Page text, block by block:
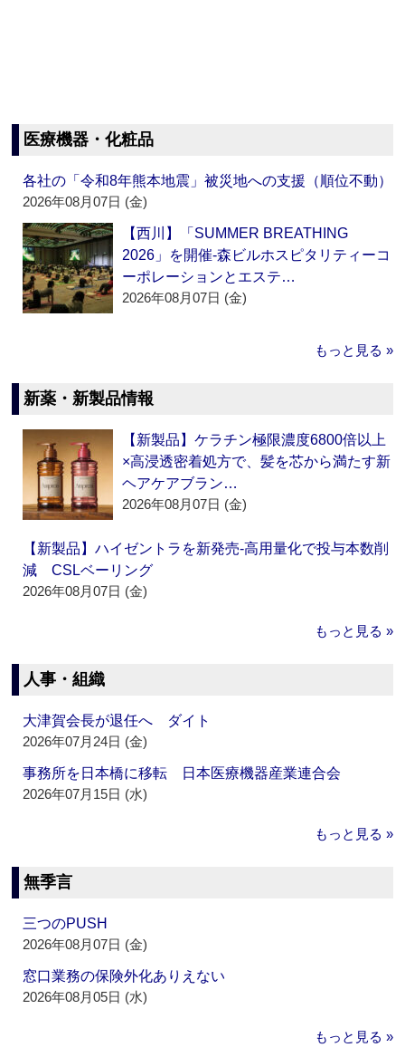
医療機器・化粧品
各社の「令和8年熊本地震」被災地への支援（順位不動）
2026年08月07日 (金)
【西川】「SUMMER BREATHING
2026」を開催‐森ビルホスピタリティーコ
ーポレーションとエステ…
2026年08月07日 (金)
もっと見る »
新薬・新製品情報
【新製品】ケラチン極限濃度6800倍以上
×高浸透密着処方で、髪を芯から満たす新
ヘアケアブラン…
2026年08月07日 (金)
【新製品】ハイゼントラを新発売‐高用量化で投与本数削
減 CSLベーリング
2026年08月07日 (金)
もっと見る »
人事・組織
大津賀会長が退任へ ダイト
2026年07月24日 (金)
事務所を日本橋に移転 日本医療機器産業連合会
2026年07月15日 (水)
もっと見る »
無季言
三つのPUSH
2026年08月07日 (金)
窓口業務の保険外化ありえない
2026年08月05日 (水)
もっと見る »